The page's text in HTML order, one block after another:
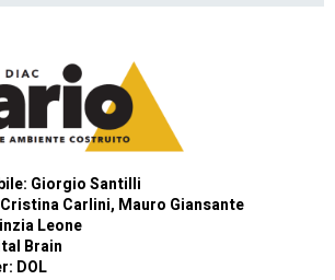
Giorgio Santilli
Carlini, Mauro Giansante
Leone
Brain
DOL